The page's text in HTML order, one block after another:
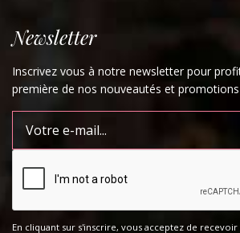
Newsletter
Inscrivez vous à notre newsletter pour
première de nos nouveautés et promotions
En cliquant sur s'inscrire, vous acceptez de